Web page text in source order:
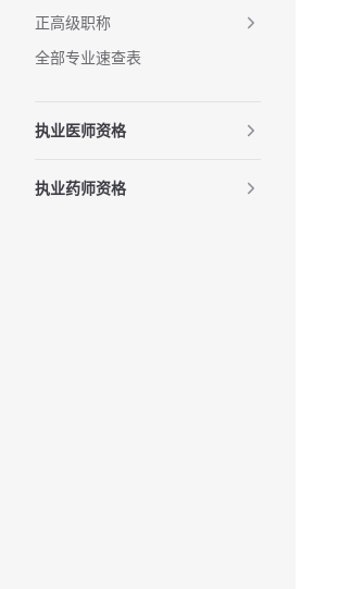
正高级职称
全部专业速查表
执业医师资格
执业药师资格